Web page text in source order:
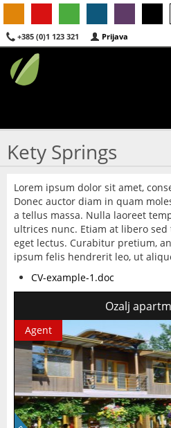
+385 (0)1 123 321 Prijava
O NAMA
Kety Springs
Lorem ipsum dolor sit amet,
Donec auctor diam in quam
a tellus massa. Nulla laoreet
ultrices nunc. Etiam at libero
eget lectus. Curabitur pretium,
ipsum felis hendrerit leo, ut
CV-example-1.doc
Ozalj
Agent